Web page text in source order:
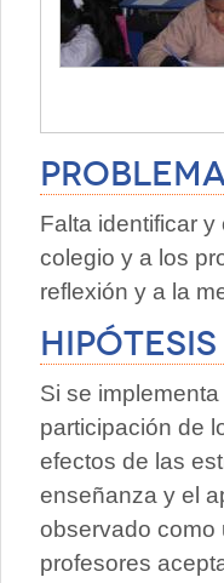
Falta identificar
colegio y a los
reflexión y a la
Hipótesis
Si se
participación de
efectos de las
enseñanza y el
observado como
profesores